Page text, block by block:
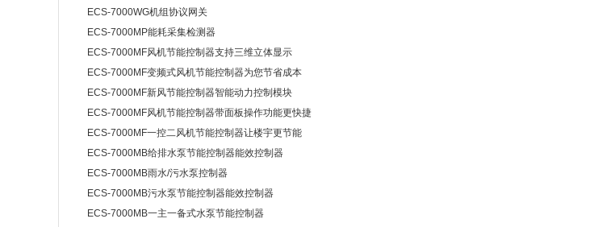
ECS-7000WG机组协议网关
ECS-7000MP能耗采集检测器
ECS-7000MF风机节能控制器支持三维立体显示
ECS-7000MF变频式风机节能控制器为您节省成本
ECS-7000MF新风节能控制器智能动力控制模块
ECS-7000MF风机节能控制器带面板操作功能更快捷
ECS-7000MF一控二风机节能控制器让楼宇更节能
ECS-7000MB给排水泵节能控制器能效控制器
ECS-7000MB雨水/污水泵控制器
ECS-7000MB污水泵节能控制器能效控制器
ECS-7000MB一主一备式水泵节能控制器